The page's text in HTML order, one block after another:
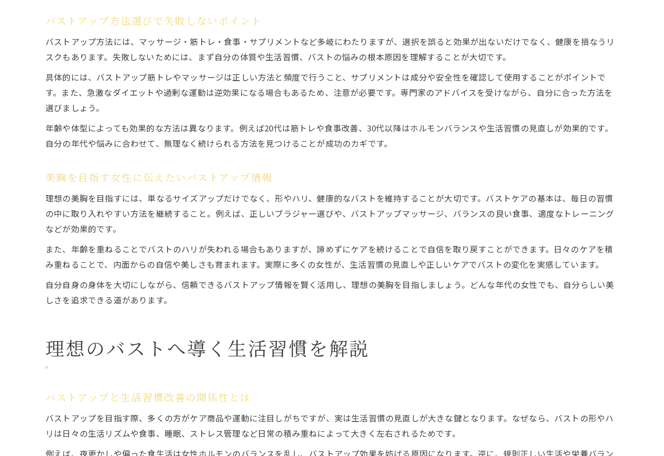
バストアップ方法選びで失敗しないポイント
バストアップ方法には、マッサージ・筋トレ・食事・サプリメントなど多岐にわたりますが、選択を誤ると効果が出ないだけでなく、健康を損なうリ
スクもあります。失敗しないためには、まず自分の体質や生活習慣、バストの悩みの根本原因を理解することが大切です。
具体的には、バストアップ筋トレやマッサージは正しい方法と頻度で行うこと、サプリメントは成分や安全性を確認して使用することがポイントで
す。また、急激なダイエットや過剰な運動は逆効果になる場合もあるため、注意が必要です。専門家のアドバイスを受けながら、自分に合った方法を
選びましょう。
年齢や体型によっても効果的な方法は異なります。例えば20代は筋トレや食事改善、30代以降はホルモンバランスや生活習慣の見直しが効果的です。
自分の年代や悩みに合わせて、無理なく続けられる方法を見つけることが成功のカギです。
美胸を目指す女性に伝えたいバストアップ情報
理想の美胸を目指すには、単なるサイズアップだけでなく、形やハリ、健康的なバストを維持することが大切です。バストケアの基本は、毎日の習慣
の中に取り入れやすい方法を継続すること。例えば、正しいブラジャー選びや、バストアップマッサージ、バランスの良い食事、適度なトレーニング
などが効果的です。
また、年齢を重ねることでバストのハリが失われる場合もありますが、諦めずにケアを続けることで自信を取り戻すことができます。日々のケアを積
み重ねることで、内面からの自信や美しさも育まれます。実際に多くの女性が、生活習慣の見直しや正しいケアでバストの変化を実感しています。
自分自身の身体を大切にしながら、信頼できるバストアップ情報を賢く活用し、理想の美胸を目指しましょう。どんな年代の女性でも、自分らしい美
しさを追求できる道があります。
理想のバストへ導く生活習慣を解説
バストアップと生活習慣改善の関係性とは
バストアップを目指す際、多くの方がケア商品や運動に注目しがちですが、実は生活習慣の見直しが大きな鍵となります。なぜなら、バストの形やハ
リは日々の生活リズムや食事、睡眠、ストレス管理など日常の積み重ねによって大きく左右されるためです。
例えば、夜更かしや偏った食生活は女性ホルモンのバランスを乱し、バストアップ効果を妨げる原因になります。逆に、規則正しい生活や栄養バラン